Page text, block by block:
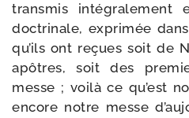
trans­mis inté­gra­le­ment
doc­tri­nale, expri­mée
qu’ils ont reçues soit de
apôtres, soit des
messe ; voi­là ce qu’est
encore notre messe